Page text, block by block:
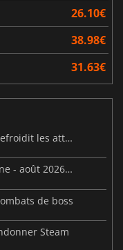
26.10€
38.98€
31.63€
Steam Frame : une fuite sur le prix refroidit les attentes VR
Sorties de jeux vidéo de cette semaine - août 2026 (semaine 32)
de boss
Steam